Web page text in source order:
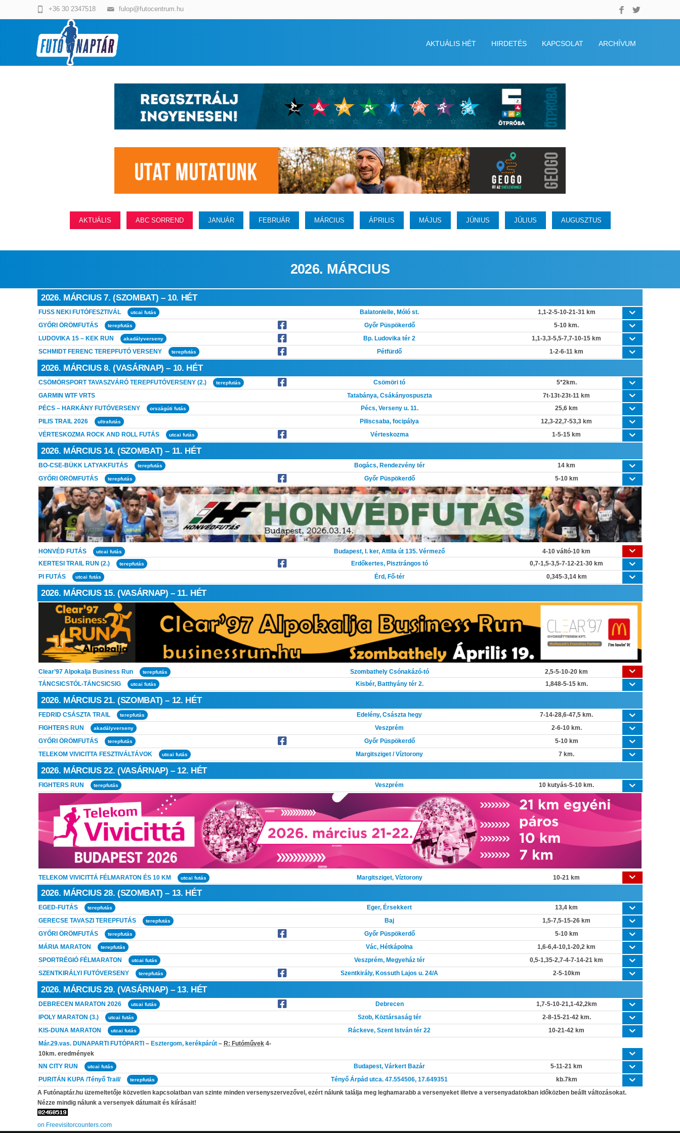
fulop@futocentrum.hu
+36 30 2347518
AKTUÁLIS HÉT HIRDETÉS KAPCSOLAT ARCHÍVUM
AKTUÁLIS ABC SORREND JANUÁR FEBRUÁR MÁRCIUS ÁPRILIS MÁJUS JÚNIUS JÚLIUS AUGUSZTUS
2026. MÁRCIUS
2026. MÁRCIUS 7. (SZOMBAT) – 10. HÉT
FUSS NEKI FUTÓFESZTIVÁL utcai futás Balatonlelle, Móló st.
1,1-2-5-10-21-31 km
GYŐRI ÖRÖMFUTÁS
terepfutás Győr Püspökerdő
5-10 km.
LUDOVIKA 15 – KEK RUN
akadályverseny Bp. Ludovika tér 2
1,1-3,3-5,5-7,7-10-15 km
SCHMIDT FERENC TEREPFUTÓ VERSENY
terepfutás Pétfürdő 1-2-6-11 km
2026. MÁRCIUS 8. (VASÁRNAP) – 10. HÉT
CSÖMÖRSPORT TAVASZVÁRÓ TEREPFUTÓVERSENY (2.) terepfutás Csömöri tó
5*2km.
GARMIN WTF VRTS
Tatabánya, Csákányospuszta
7t-13t-23t-11 km
PÉCS – HARKÁNY FUTÓVERSENY
országúti futás Pécs, Verseny u. 11.
25,6 km
PILIS TRAIL 2026
ultrafutás Piliscsaba, focipálya
12,3-22,7-53,3 km
VÉRTESKOZMA ROCK AND ROLL FUTÁS
utcai futás Vérteskozma 1-5-15 km
2026. MÁRCIUS 14. (SZOMBAT) – 11. HÉT
BO-CSE-BÜKK LATYAKFUTÁS terepfutás Bogács, Rendezvény tér
14 km
GYŐRI ÖRÖMFUTÁS
terepfutás Győr Püspökerdő 5-10 km
HONVÉD FUTÁS utcai futás Budapest, I. ker, Attila út 135. Vérmező
4-10 váltó-10 km
KERTESI TRAIL RUN (2.)
terepfutás Erdőkertes, Pisztrángos tó
0,7-1,5-3,5-7-12-21-30 km
PI FUTÁS
utcai futás Érd, Fő-tér 0,345-3,14 km
2026. MÁRCIUS 15. (VASÁRNAP) – 11. HÉT
Clear’97 Alpokalja Business Run terepfutás Szombathely Csónakázó-tó
2,5-5-10-20 km
TÁNCSICSTÓL-TÁNCSICSIG
utcai futás Kisbér, Batthyány tér 2. 1,848-5-15 km.
2026. MÁRCIUS 21. (SZOMBAT) – 12. HÉT
FEDRID CSÁSZTA TRAIL terepfutás Edelény, Császta hegy
7-14-28,6-47,5 km.
FIGHTERS RUN
akadályverseny Veszprém
2-6-10 km.
GYŐRI ÖRÖMFUTÁS
terepfutás Győr Püspökerdő
5-10 km
TELEKOM VIVICITTA FESZTIVÁLTÁVOK
utcai futás Margitsziget / Víztorony 7 km.
2026. MÁRCIUS 22. (VASÁRNAP) – 12. HÉT
FIGHTERS RUN terepfutás Veszprém 10 kutyás-5-10 km.
TELEKOM VIVICITTÁ FÉLMARATON ÉS 10 KM utcai futás Margitsziget, Víztorony 10-21 km
2026. MÁRCIUS 28. (SZOMBAT) – 13. HÉT
EGED-FUTÁS terepfutás Eger, Érsekkert
13,4 km
GERECSE TAVASZI TEREPFUTÁS
terepfutás Baj
1,5-7,5-15-26 km
GYŐRI ÖRÖMFUTÁS
terepfutás Győr Püspökerdő
5-10 km
MÁRIA MARATON
terepfutás Vác, Hétkápolna
1,6-6,4-10,1-20,2 km
SPORTRÉGIÓ FÉLMARATON
utcai futás Veszprém, Megyeház tér
0,5-1,35-2,7-4-7-14-21 km
SZENTKIRÁLYI FUTÓVERSENY
terepfutás Szentkirály, Kossuth Lajos u. 24/A 2-5-10km
2026. MÁRCIUS 29. (VASÁRNAP) – 13. HÉT
DEBRECEN MARATON 2026 utcai futás Debrecen
1,7-5-10-21,1-42,2km
IPOLY MARATON (3.)
utcai futás Szob, Köztársaság tér
2-8-15-21-42 km.
KIS-DUNA MARATON
utcai futás Ráckeve, Szent István tér 22
10-21-42 km
Már.29.vas. DUNAPARTI FUTÓPARTI – Esztergom, kerékpárút – R: Futóművek 4-
10km. eredmények
NN CITY RUN
utcai futás Budapest, Várkert Bazár
5-11-21 km
PURITÁN KUPA /Tényő Trail/
terepfutás Tényő Árpád utca. 47.554506, 17.649351
kb.7km
A Futónaptár.hu üzemeltetője közvetlen kapcsolatban van szinte minden versenyszervezővel, ezért nálunk találja meg leghamarabb a versenyeket illetve a versenyadatokban időközben beállt változásokat.
Nézze mindig nálunk a versenyek dátumait és kiírásait!
on Freevisitorcounters.com